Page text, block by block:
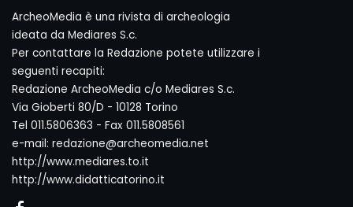
ArcheoMedia è una rivista di archeologia
ideata da Mediares S.c.
Per contattare la Redazione potete utilizzare i
seguenti recapiti:
Redazione ArcheoMedia c/o Mediares S.c.
Via Gioberti 80/D - 10128 Torino
Tel 011.5806363 - Fax 011.5808561
e-mail: redazione@archeomedia.net
http://www.mediares.to.it
http://www.didatticatorino.it